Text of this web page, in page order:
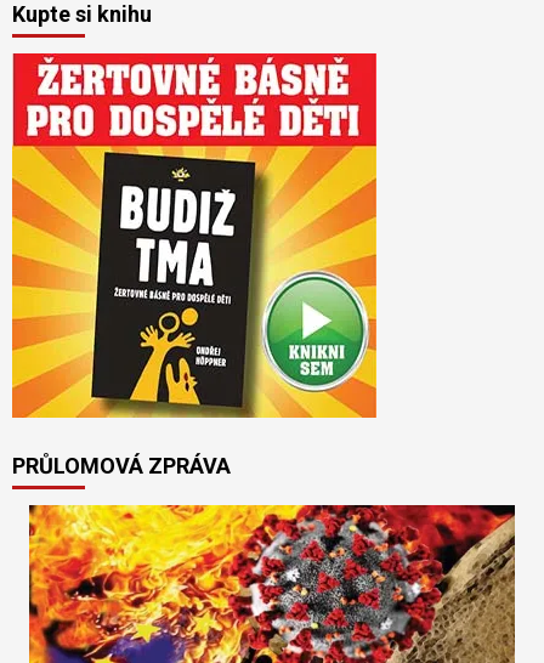
Kupte si knihu
PRŮLOMOVÁ ZPRÁVA